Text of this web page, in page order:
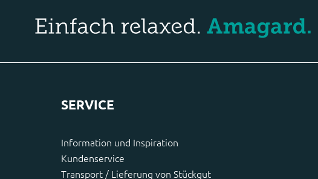
SERVICE
Information und Inspiration
Kundenservice
Transport / Lieferung von Stückgut